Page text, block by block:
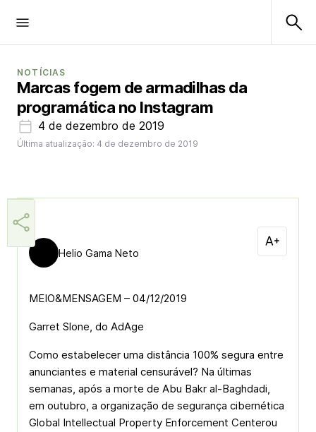
NOTÍCIAS
Marcas fogem de armadilhas da
programática no Instagram
4 de dezembro de 2019
Última atualização: 4 de dezembro de 2019
Helio Gama Neto
MEIO&MENSAGEM – 04/12/2019
Garret Slone, do AdAge
Como estabelecer uma distância 100% segura entre
anunciantes e material censurável? Na últimas
semanas, após a morte de Abu Bakr al-Baghdadi,
em outubro, a organização de segurança cibernética
Global Intellectual Property Enforcement Centerou